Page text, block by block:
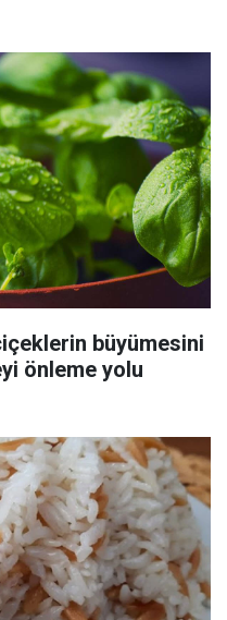
büyümesini
önleme yolu